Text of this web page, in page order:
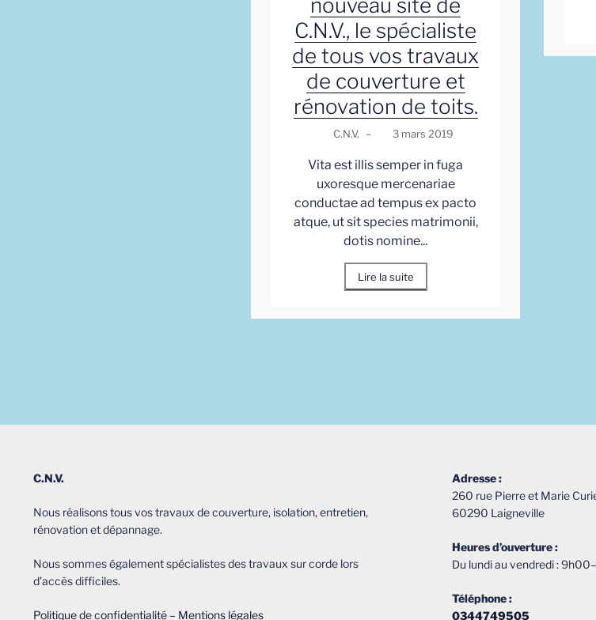
nouveau site de
C.N.V., le spécialiste
de tous vos travaux
de couverture et
rénovation de toits.
C.N.V. – 3 mars 2019
Vita est illis semper in fuga
uxoresque mercenariae
conductae ad tempus ex pacto
atque, ut sit species matrimonii,
dotis nomine...
Lire la suite
C.N.V.
Nous réalisons tous vos travaux de couverture, isolation, entretien,
rénovation et dépannage.
Nous sommes également spécialistes des travaux sur corde lors
d’accès difficiles.
Politique de confidentialité – Mentions légales
Adresse :
260 rue Pierre et Marie
60290 Laigneville
Heures d’ouverture :
Du lundi au vendredi :
Téléphone :
0344749505